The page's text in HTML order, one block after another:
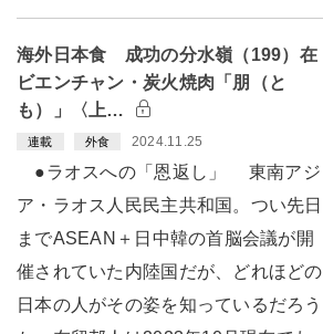
海外日本食 成功の分水嶺（199）在
ビエンチャン・炭火焼肉「朋（と
も）」〈上…
連載 外食 2024.11.25
●ラオスへの「恩返し」 東南アジ
ア・ラオス人民民主共和国。つい先日
までASEAN＋日中韓の首脳会議が開
催されていた内陸国だが、どれほどの
日本の人がその姿を知っているだろう